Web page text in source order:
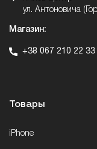
ул. Антоновича
Магазин:
+38 067 210 22 33
Товары
iPhone